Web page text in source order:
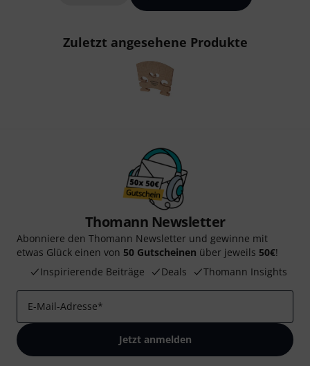
Zuletzt angesehene Produkte
Thomann Newsletter
Abonniere den Thomann Newsletter und gewinne mit
etwas Glück einen von 50 Gutscheinen über jeweils 50€!
Inspirierende Beiträge
Deals Thomann Insights
E-Mail-Adresse*
Jetzt anmelden